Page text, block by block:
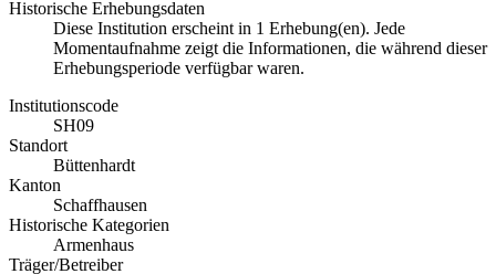
Historische Erhebungsdaten
Diese Institution erscheint in 1 Erhebung(en). Jede
Momentaufnahme zeigt die Informationen, die während dieser
Erhebungsperiode verfügbar waren.
Institutionscode
SH09
Standort
Büttenhardt
Kanton
Schaffhausen
Historische Kategorien
Armenhaus
Träger/Betreiber